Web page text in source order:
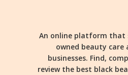
An online platform that
owned beauty care
businesses. Find,
review the best black